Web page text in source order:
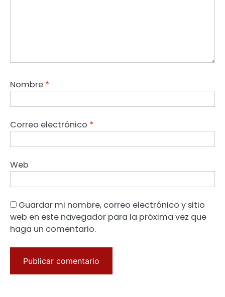
Nombre *
Correo electrónico *
Web
Guardar mi nombre, correo electrónico y sitio
web en este navegador para la próxima vez que
haga un comentario.